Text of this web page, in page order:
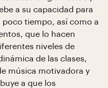
a su capacidad para
tiempo, así como a
que lo hacen
niveles de
de las clases,
música motivadora y
a que los